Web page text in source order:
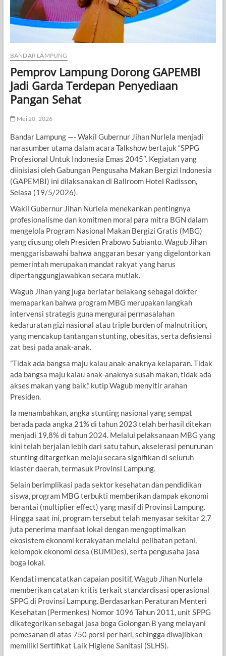
BANDAR LAMPUNG
Pemprov Lampung Dorong GAPEMBI
Jadi Garda Terdepan Penyediaan
Pangan Sehat
Mei 20, 2026
Bandar Lampung —- Wakil Gubernur Jihan Nurlela menjadi
narasumber utama dalam acara Talkshow bertajuk “SPPG
Profesional Untuk Indonesia Emas 2045″. Kegiatan yang
diinisiasi oleh Gabungan Pengusaha Makan Bergizi Indonesia
(GAPEMBI) ini dilaksanakan di Ballroom Hotel Radisson,
Selasa (19/5/2026).
​Wakil Gubernur Jihan Nurlela menekankan pentingnya
profesionalisme dan komitmen moral para mitra BGN dalam
mengelola Program Nasional Makan Bergizi Gratis (MBG)
yang diusung oleh Presiden Prabowo Subianto. Wagub Jihan
menggarisbawahi bahwa anggaran besar yang digelontorkan
pemerintah merupakan mandat rakyat yang harus
dipertanggungjawabkan secara mutlak.
Wagub ​Jihan yang juga berlatar belakang sebagai dokter
memaparkan bahwa program MBG merupakan langkah
intervensi strategis guna mengurai permasalahan
kedaruratan gizi nasional atau triple burden of malnutrition,
yang mencakup tantangan stunting, obesitas, serta defisiensi
zat besi pada anak-anak.
​”Tidak ada bangsa maju kalau anak-anaknya kelaparan. Tidak
ada bangsa maju kalau anak-anaknya susah makan, tidak ada
akses makan yang baik,” kutip Wagub menyitir arahan
Presiden.
Ia menambahkan, angka stunting nasional yang sempat
berada pada angka 21% di tahun 2023 telah berhasil ditekan
menjadi 19,8% di tahun 2024. Melalui pelaksanaan MBG yang
kini telah berjalan lebih dari satu tahun, akselerasi penurunan
stunting ditargetkan melaju secara signifikan di seluruh
klaster daerah, termasuk Provinsi Lampung.
​Selain berimplikasi pada sektor kesehatan dan pendidikan
siswa, program MBG terbukti memberikan dampak ekonomi
berantai (multiplier effect) yang masif di Provinsi Lampung.
Hingga saat ini, program tersebut telah menyasar sekitar 2,7
juta penerima manfaat lokal dengan mengoptimalkan
ekosistem ekonomi kerakyatan melalui pelibatan petani,
kelompok ekonomi desa (BUMDes), serta pengusaha jasa
boga lokal.
​Kendati mencatatkan capaian positif, Wagub Jihan Nurlela
memberikan catatan kritis terkait standardisasi operasional
SPPG di Provinsi Lampung. Berdasarkan Peraturan Menteri
Kesehatan (Permenkes) Nomor 1096 Tahun 2011, unit SPPG
dikategorikan sebagai jasa boga Golongan B yang melayani
pemesanan di atas 750 porsi per hari, sehingga diwajibkan
memiliki Sertifikat Laik Higiene Sanitasi (SLHS).